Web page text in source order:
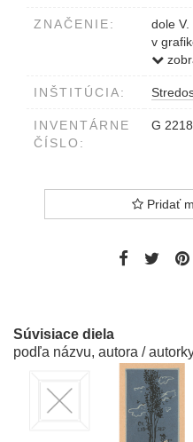
ZNAČENIE:
dole V.
v
vpravo
INŠTITÚCIA:
INVENTÁRNE
ČÍSLO:
G 2218
Pridať
Súvisiace diela
podľa názvu, autora /